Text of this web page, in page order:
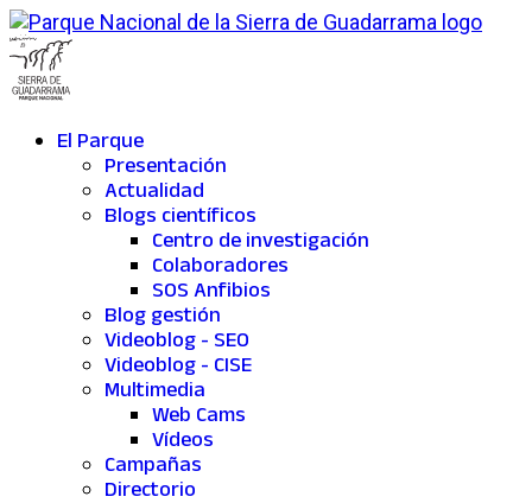
El Parque
Presentación
Actualidad
Blogs científicos
Centro de investigación
Colaboradores
SOS Anfibios
Blog gestión
Videoblog - SEO
Videoblog - CISE
Multimedia
Web Cams
Vídeos
Campañas
Directorio